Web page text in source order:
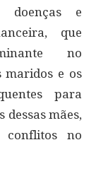
doenças e
que
no
maridos e os
para
dessas mães,
conflitos no